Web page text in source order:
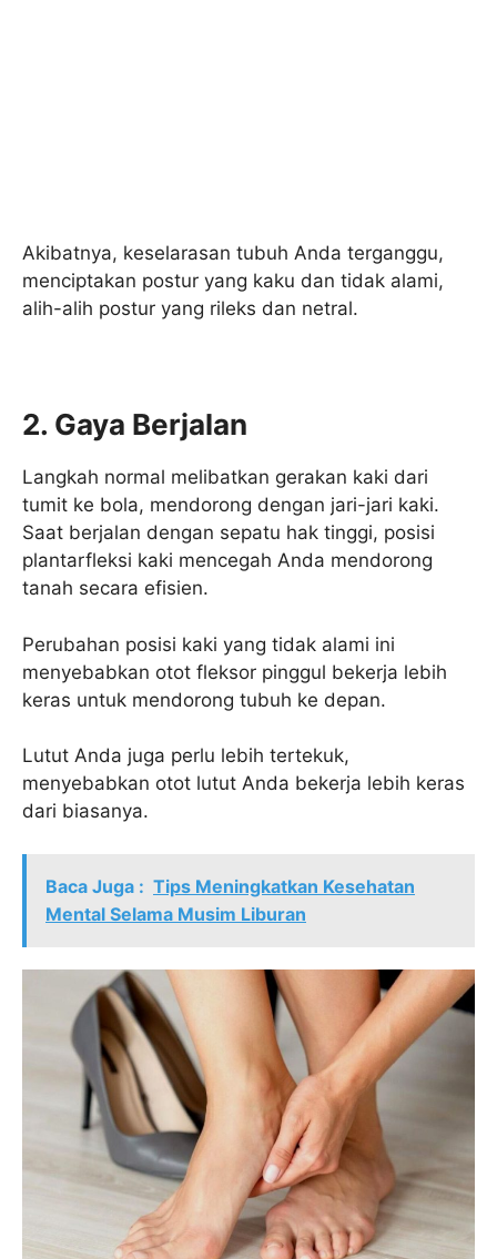
Akibatnya, keselarasan tubuh Anda terganggu,
menciptakan postur yang kaku dan tidak alami,
alih-alih postur yang rileks dan netral.
2. Gaya Berjalan
Langkah normal melibatkan gerakan kaki dari
tumit ke bola, mendorong dengan jari-jari kaki.
Saat berjalan dengan sepatu hak tinggi, posisi
plantarfleksi kaki mencegah Anda mendorong
tanah secara efisien.
Perubahan posisi kaki yang tidak alami ini
menyebabkan otot fleksor pinggul bekerja lebih
keras untuk mendorong tubuh ke depan.
Lutut Anda juga perlu lebih tertekuk,
menyebabkan otot lutut Anda bekerja lebih keras
dari biasanya.
Baca Juga : Tips Meningkatkan Kesehatan
Mental Selama Musim Liburan